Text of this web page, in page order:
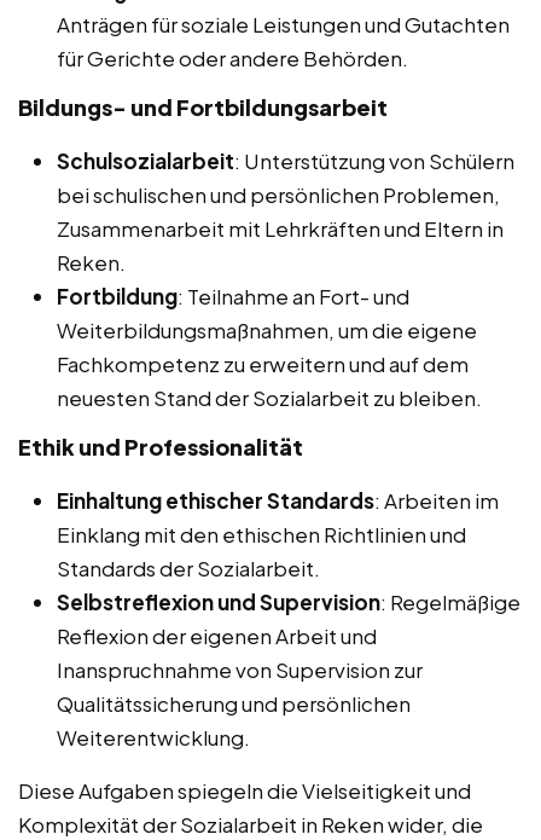
Anträgen für soziale Leistungen und Gutachten
für Gerichte oder andere Behörden.
Bildungs- und Fortbildungsarbeit
Schulsozialarbeit: Unterstützung von Schülern
bei schulischen und persönlichen Problemen,
Zusammenarbeit mit Lehrkräften und Eltern in
Reken.
Fortbildung: Teilnahme an Fort- und
Weiterbildungsmaßnahmen, um die eigene
Fachkompetenz zu erweitern und auf dem
neuesten Stand der Sozialarbeit zu bleiben.
Ethik und Professionalität
Einhaltung ethischer Standards: Arbeiten im
Einklang mit den ethischen Richtlinien und
Standards der Sozialarbeit.
Selbstreflexion und Supervision: Regelmäßige
Reflexion der eigenen Arbeit und
Inanspruchnahme von Supervision zur
Qualitätssicherung und persönlichen
Weiterentwicklung.
Diese Aufgaben spiegeln die Vielseitigkeit und
Komplexität der Sozialarbeit in Reken wider, die